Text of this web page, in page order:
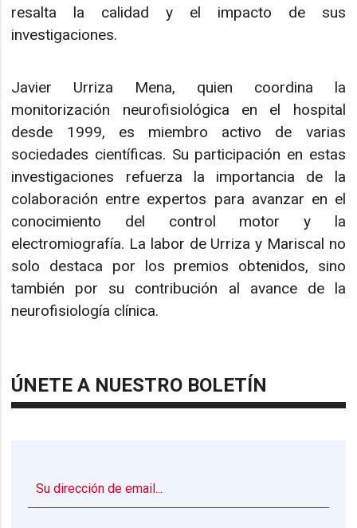
resalta la calidad y el impacto de sus
investigaciones.
Javier Urriza Mena, quien coordina la
monitorización neurofisiológica en el hospital
desde 1999, es miembro activo de varias
sociedades científicas. Su participación en estas
investigaciones refuerza la importancia de la
colaboración entre expertos para avanzar en el
conocimiento del control motor y la
electromiografía. La labor de Urriza y Mariscal no
solo destaca por los premios obtenidos, sino
también por su contribución al avance de la
neurofisiología clínica.
ÚNETE A NUESTRO BOLETÍN